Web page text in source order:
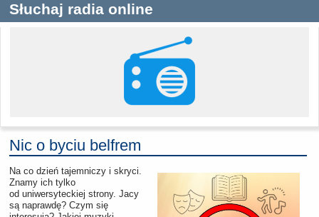
Słuchaj radia online
Nic o byciu belfrem
Na co dzień tajemniczy i skryci.
Znamy ich tylko
od uniwersyteckiej strony. Jacy
są naprawdę? Czym się